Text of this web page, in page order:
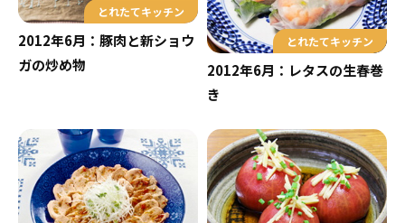
とれたてキッチン
2012年6月：豚肉と新ショウ
ガの炒め物
とれたてキッチン
2012年6月：レタスの生春巻
き